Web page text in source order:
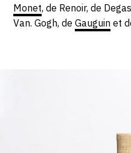
Monet, de Renoir, de
Van. Gogh, deGauguin et